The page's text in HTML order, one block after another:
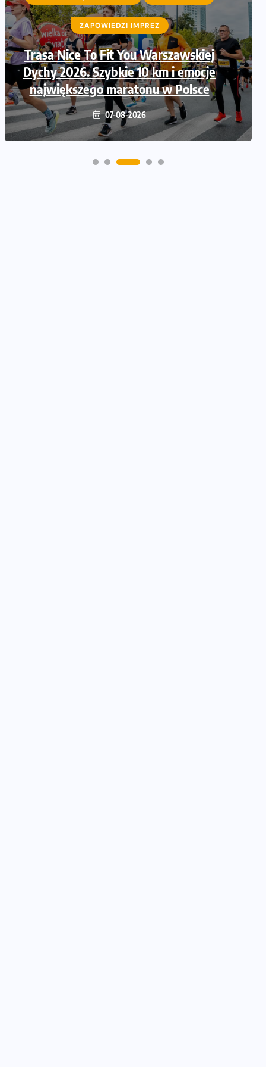
ZAPOWIEDZI IMPREZ
Trasa Nice To Fit You Warszawskiej
Dychy 2026. Szybkie 10 km i emocje
największego maratonu w Polsce
07-08-2026
ZAPOWIEDZI IMPREZ
Ruszają zapisy na Nice To Fit You
Mini Maraton przy okazji 48.
Maratonu Warszawskiego
06-08-2026